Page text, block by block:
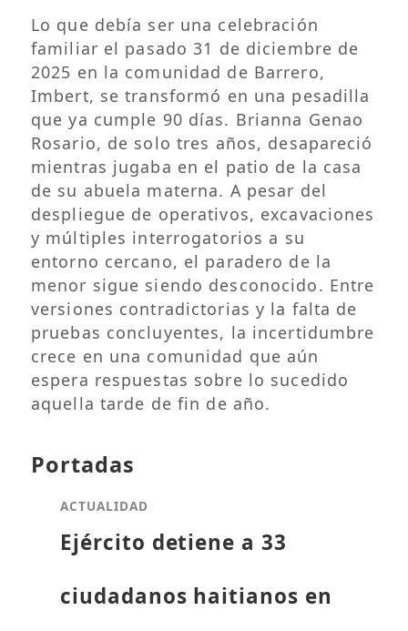
Lo que debía ser una celebración
familiar el pasado 31 de diciembre de
2025 en la comunidad de Barrero,
Imbert, se transformó en una pesadilla
que ya cumple 90 días. Brianna Genao
Rosario, de solo tres años, desapareció
mientras jugaba en el patio de la casa
de su abuela materna. A pesar del
despliegue de operativos, excavaciones
y múltiples interrogatorios a su
entorno cercano, el paradero de la
menor sigue siendo desconocido. Entre
versiones contradictorias y la falta de
pruebas concluyentes, la incertidumbre
crece en una comunidad que aún
espera respuestas sobre lo sucedido
aquella tarde de fin de año.
Portadas
ACTUALIDAD
Ejército detiene a 33
ciudadanos haitianos en